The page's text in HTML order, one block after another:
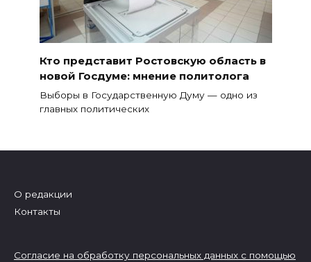
Кто представит Ростовскую область в
новой Госдуме: мнение политолога
Выборы в Государственную Думу — одно из
главных политических
О редакции
Контакты
Согласие на обработку персональных данных с помощью